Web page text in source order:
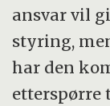
ansvar vil
styring,
har den
etterspørre